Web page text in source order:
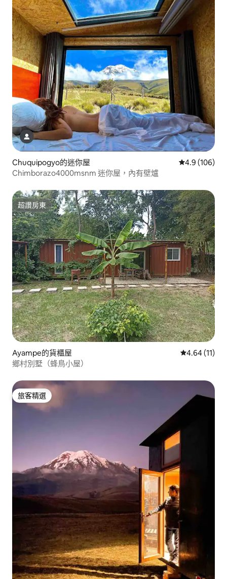
Chuquipogyo的迷你屋 從 106 則評
4.9 (106)
Chimborazo4000msnm 迷你屋，內有壁爐
超讚房東
超讚房東
Ayampe的貨櫃屋 從 11 則評價
4.64 (11)
鄉村別墅（蜂鳥小屋）
旅客精選
旅客精選